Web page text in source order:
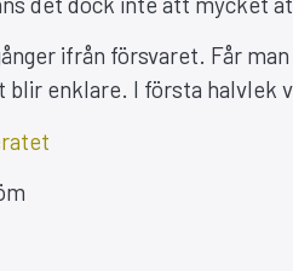
ifrån försvaret. Får
enklare. I första halvlek